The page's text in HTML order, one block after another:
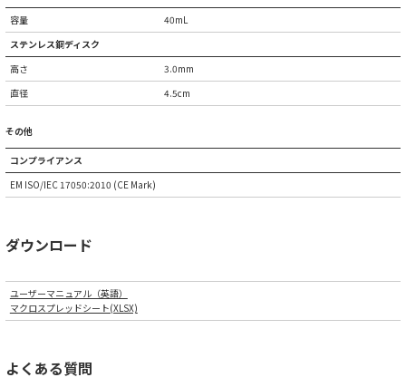
容量
40mL
ステンレス鋼ディスク
高さ
3.0mm
直径
4.5cm
その他
コンプライアンス
EM ISO/IEC 17050:2010 (CE Mark)
ダウンロード
ユーザーマニュアル（英語）
マクロスプレッドシート(XLSX)
よくある質問